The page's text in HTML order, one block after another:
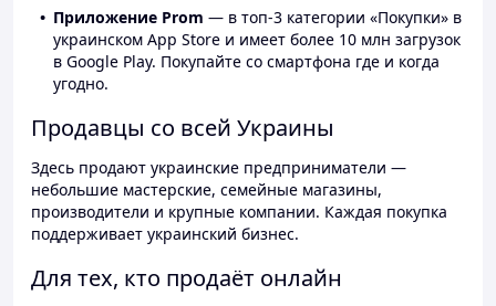
Приложение Prom — в топ-3 категории «Покупки» в
украинском App Store и имеет более 10 млн загрузок
в Google Play. Покупайте со смартфона где и когда
угодно.
Продавцы со всей Украины
Здесь продают украинские предприниматели —
небольшие мастерские, семейные магазины,
производители и крупные компании. Каждая покупка
поддерживает украинский бизнес.
Для тех, кто продаёт онлайн